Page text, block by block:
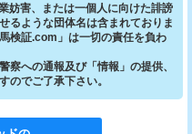
妨害、または一個人に向けた誹謗
るような団体名は含まれておりま
検証.com」は一切の責任を負わ
への通報及び「情報」の提供、
のでご了承下さい。